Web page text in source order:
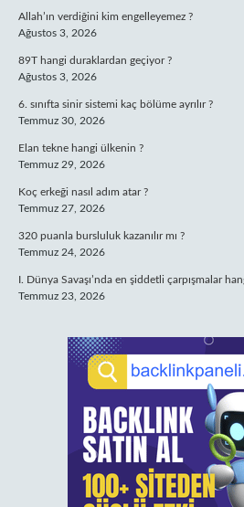
Allah’ın verdiğini kim engelleyemez ?
Ağustos 3, 2026
89T hangi duraklardan geçiyor ?
Ağustos 3, 2026
6. sınıfta sinir sistemi kaç bölüme ayrılır ?
Temmuz 30, 2026
Elan tekne hangi ülkenin ?
Temmuz 29, 2026
Koç erkeği nasıl adım atar ?
Temmuz 27, 2026
320 puanla bursluluk kazanılır mı ?
Temmuz 24, 2026
I. Dünya Savaşı’nda en şiddetli çarpışmalar
Temmuz 23, 2026